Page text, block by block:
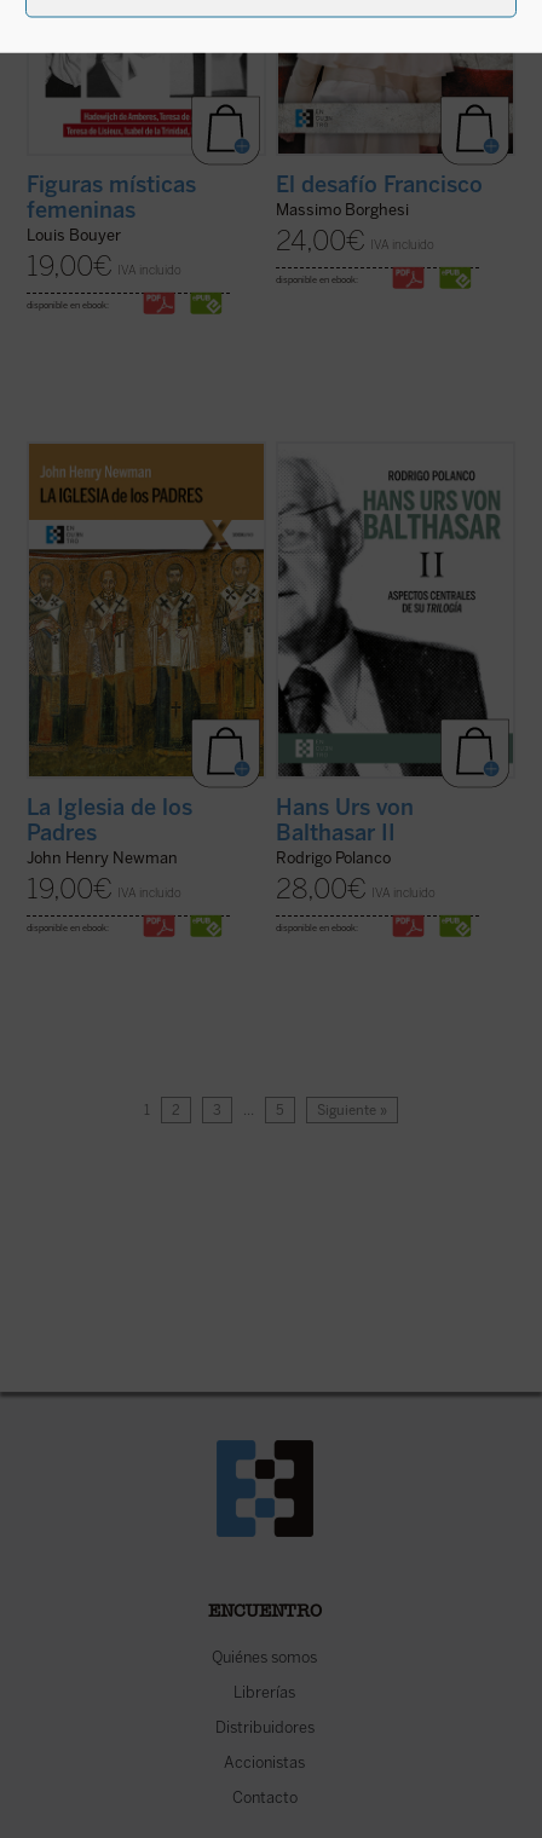
Figuras místicas
femeninas
Louis Bouyer
19,00€ IVA incluido
disponible en ebook:
El desafío Francisco
Massimo Borghesi
24,00€ IVA incluido
disponible en ebook:
escritos de san John Henry Newman
(1801-1890) sobre el cristianismo de los
Historical Sketches. Además de retornar al
cristianismo primitivo para ...
(ver ficha)
La Iglesia de los
Padres
John Henry Newman
19,00€ IVA incluido
disponible en ebook:
Este segundo volumen está dedicado a las
líneas centrales de la
Trilogía teológica, su
obra central, escrita entre 1961 y 1987.
Señalada por el propio von Balthasar como
«el plan fundamental, la preocupación de
una vida», este ...
(ver ficha)
Hans Urs von
Balthasar II
Rodrigo Polanco
28,00€ IVA incluido
disponible en ebook:
1 2 3 … 5 Siguiente »
ENCUENTRO
Quiénes somos
Librerías
Distribuidores
Accionistas
Contacto